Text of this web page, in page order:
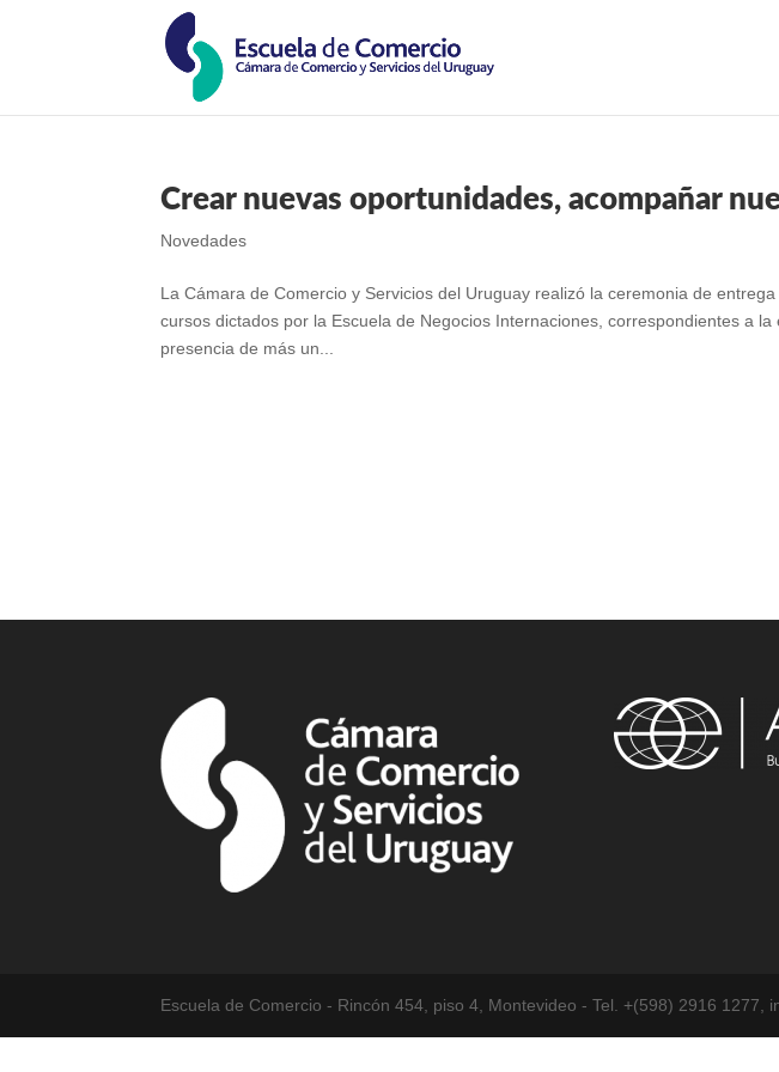
Crear nuevas oportunidades, acompañar
Novedades
La Cámara de Comercio y Servicios del Uruguay realizó la ceremonia de
cursos dictados por la Escuela de Negocios Internaciones, correspondientes a
presencia de más un...
Escuela de Comercio - Rincón 454, piso 4, Montevideo - Tel. +(598) 2916 1277,